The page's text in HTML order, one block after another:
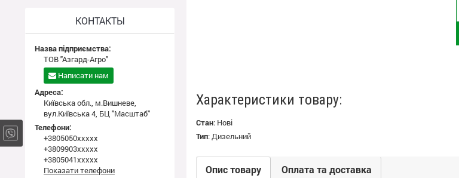
Характеристики товару:
Стан: Нові
Тип:Дизельний
Опис товару Оплата та доставка
КОНТАКТЫ
Назва підприємства:
ТОВ "Азгард-Агро"
Написати нам
Адреса:
Київська обл., м.Вишневе,
вул.Київська 4, БЦ "Масштаб"
Телефони:
+3805050xxxxx
+3809903xxxxx
+3805041xxxxx
Показати телефони